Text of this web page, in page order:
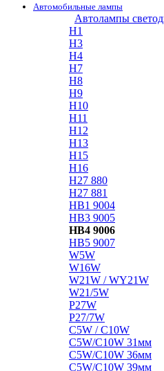
Автомобильные лампы
Автолампы
H1
H3
H4
H7
H8
H9
H10
H11
H12
H13
H15
H16
H27 880
H27 881
HB1 9004
HB3 9005
HB4 9006
HB5 9007
W5W
W16W
W21W / WY21W
W21/5W
P27W
P27/7W
C5W / C10W
C5W/C10W 31мм
C5W/C10W 36мм
C5W/C10W 39мм